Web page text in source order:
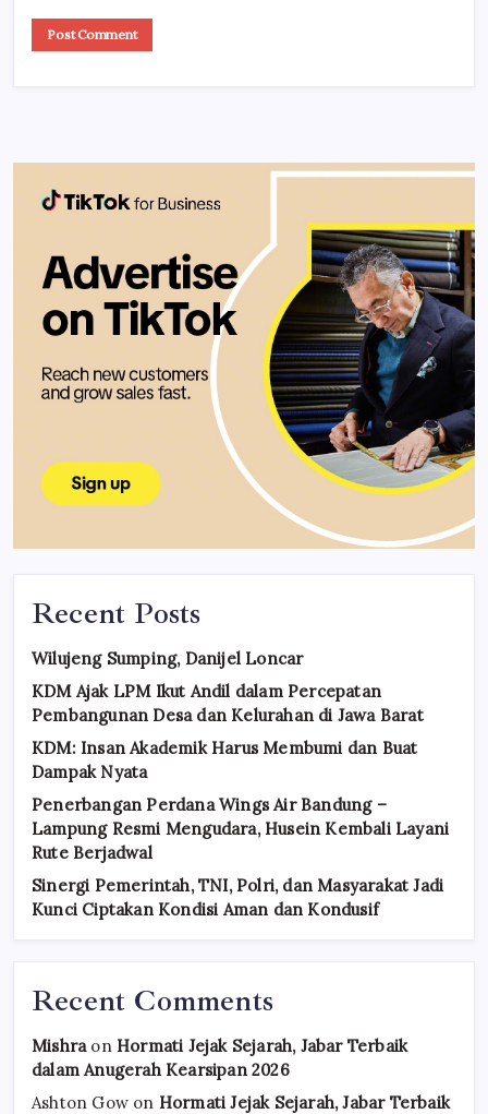
Recent Posts
Wilujeng Sumping, Danijel Loncar
KDM Ajak LPM Ikut Andil dalam Percepatan
Pembangunan Desa dan Kelurahan di Jawa Barat
KDM: Insan Akademik Harus Membumi dan Buat
Dampak Nyata
Penerbangan Perdana Wings Air Bandung –
Lampung Resmi Mengudara, Husein Kembali Layani
Rute Berjadwal
Sinergi Pemerintah, TNI, Polri, dan Masyarakat Jadi
Kunci Ciptakan Kondisi Aman dan Kondusif
Recent Comments
Mishraon Hormati Jejak Sejarah, Jabar Terbaik
dalam Anugerah Kearsipan 2026
Ashton Gow on Hormati Jejak Sejarah, Jabar Terbaik